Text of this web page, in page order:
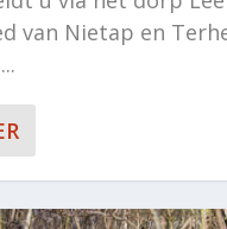
van Nietap en